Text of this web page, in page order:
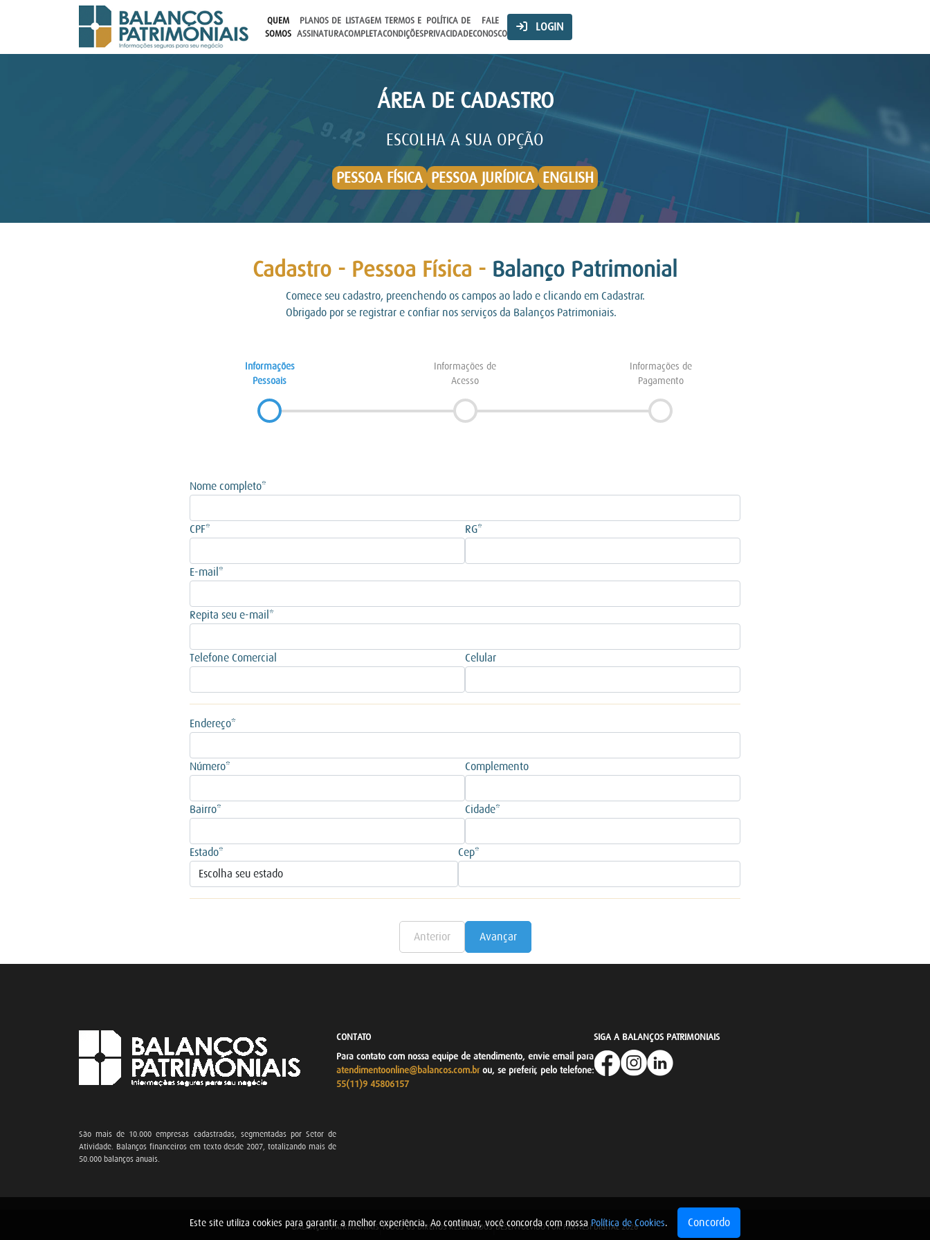
QUEM
SOMOS
PLANOS DE
ASSINATURA
LISTAGEM
COMPLETA
TERMOS E
CONDIÇÕES
POLÍTICA DE
PRIVACIDADE
FALE
CONOSCO
LOGIN
ÁREA DE CADASTRO
ESCOLHA A SUA OPÇÃO
PESSOA FÍSICA PESSOA JURÍDICA ENGLISH
Cadastro - Pessoa Física - Balanço Patrimonial
Comece seu cadastro, preenchendo os campos ao lado e clicando em Cadastrar.
Obrigado por se registrar e confiar nos serviços da Balanços Patrimoniais.
Informações
Pessoais
Informações de
Acesso
Informações de
Pagamento
Nome completo*
CPF* RG*
E-mail*
Repita seu e-mail*
Telefone Comercial Celular
Endereço*
Número* Complemento
Bairro* Cidade*
Estado* Cep*
Anterior Avançar
São mais de 10.000 empresas cadastradas, segmentadas por Setor de
Atividade. Balanços financeiros em texto desde 2007, totalizando mais de
50.000 balanços anuais.
CONTATO
Para contato com nossa equipe de atendimento, envie email para
atendimentoonline@balancos.com.br ou, se preferir, pelo telefone:
55(11)9 45806157
SIGA A BALANÇOS PATRIMONIAIS
BALANÇOS PATRIMONIAIS|TODOS OS DIREITOS RESERVADOS|DESENVOLVIDO POR FARNESI DIGITAL 2026
Este site utiliza cookies para garantir a melhor experiência. Ao continuar, você concorda com nossaPolítica de Cookies. Concordo